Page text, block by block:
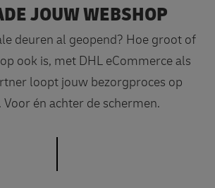
JOUW WEBSHOP
deuren al geopend? Hoe groot of
ook is, met DHL eCommerce als
loopt jouw bezorgproces op
én achter de schermen.